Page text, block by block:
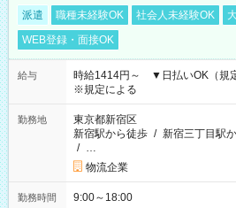
派遣 職種未経験OK 社会人未経験OK
WEB登録・面接OK
給与
時給1414円～ ▼日払いOK（規
※規定による
勤務地
東京都新宿区
新宿駅から徒歩 / 新宿三丁目駅
/ …
物流企業
勤務時間 9:00～18:00